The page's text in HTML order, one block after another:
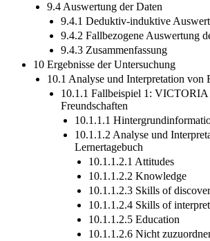
9.3 Auseinandersetzung mit den Daten
9.4 Auswertung der Daten
9.4.1 Deduktiv-induktive
9.4.2 Fallbezogene Auswertung
9.4.3 Zusammenfassung
10 Ergebnisse der Untersuchung
10.1 Analyse und Interpretation von
10.1.1 Fallbeispiel 1: VICTORIA
Freundschaften
10.1.1.1
10.1.1.2 Analyse und
Lernertagebuch
10.1.1.2.1 Attitudes
10.1.1.2.2 Knowledge
10.1.1.2.3 Skills of
10.1.1.2.4 Skills of
10.1.1.2.5 Education